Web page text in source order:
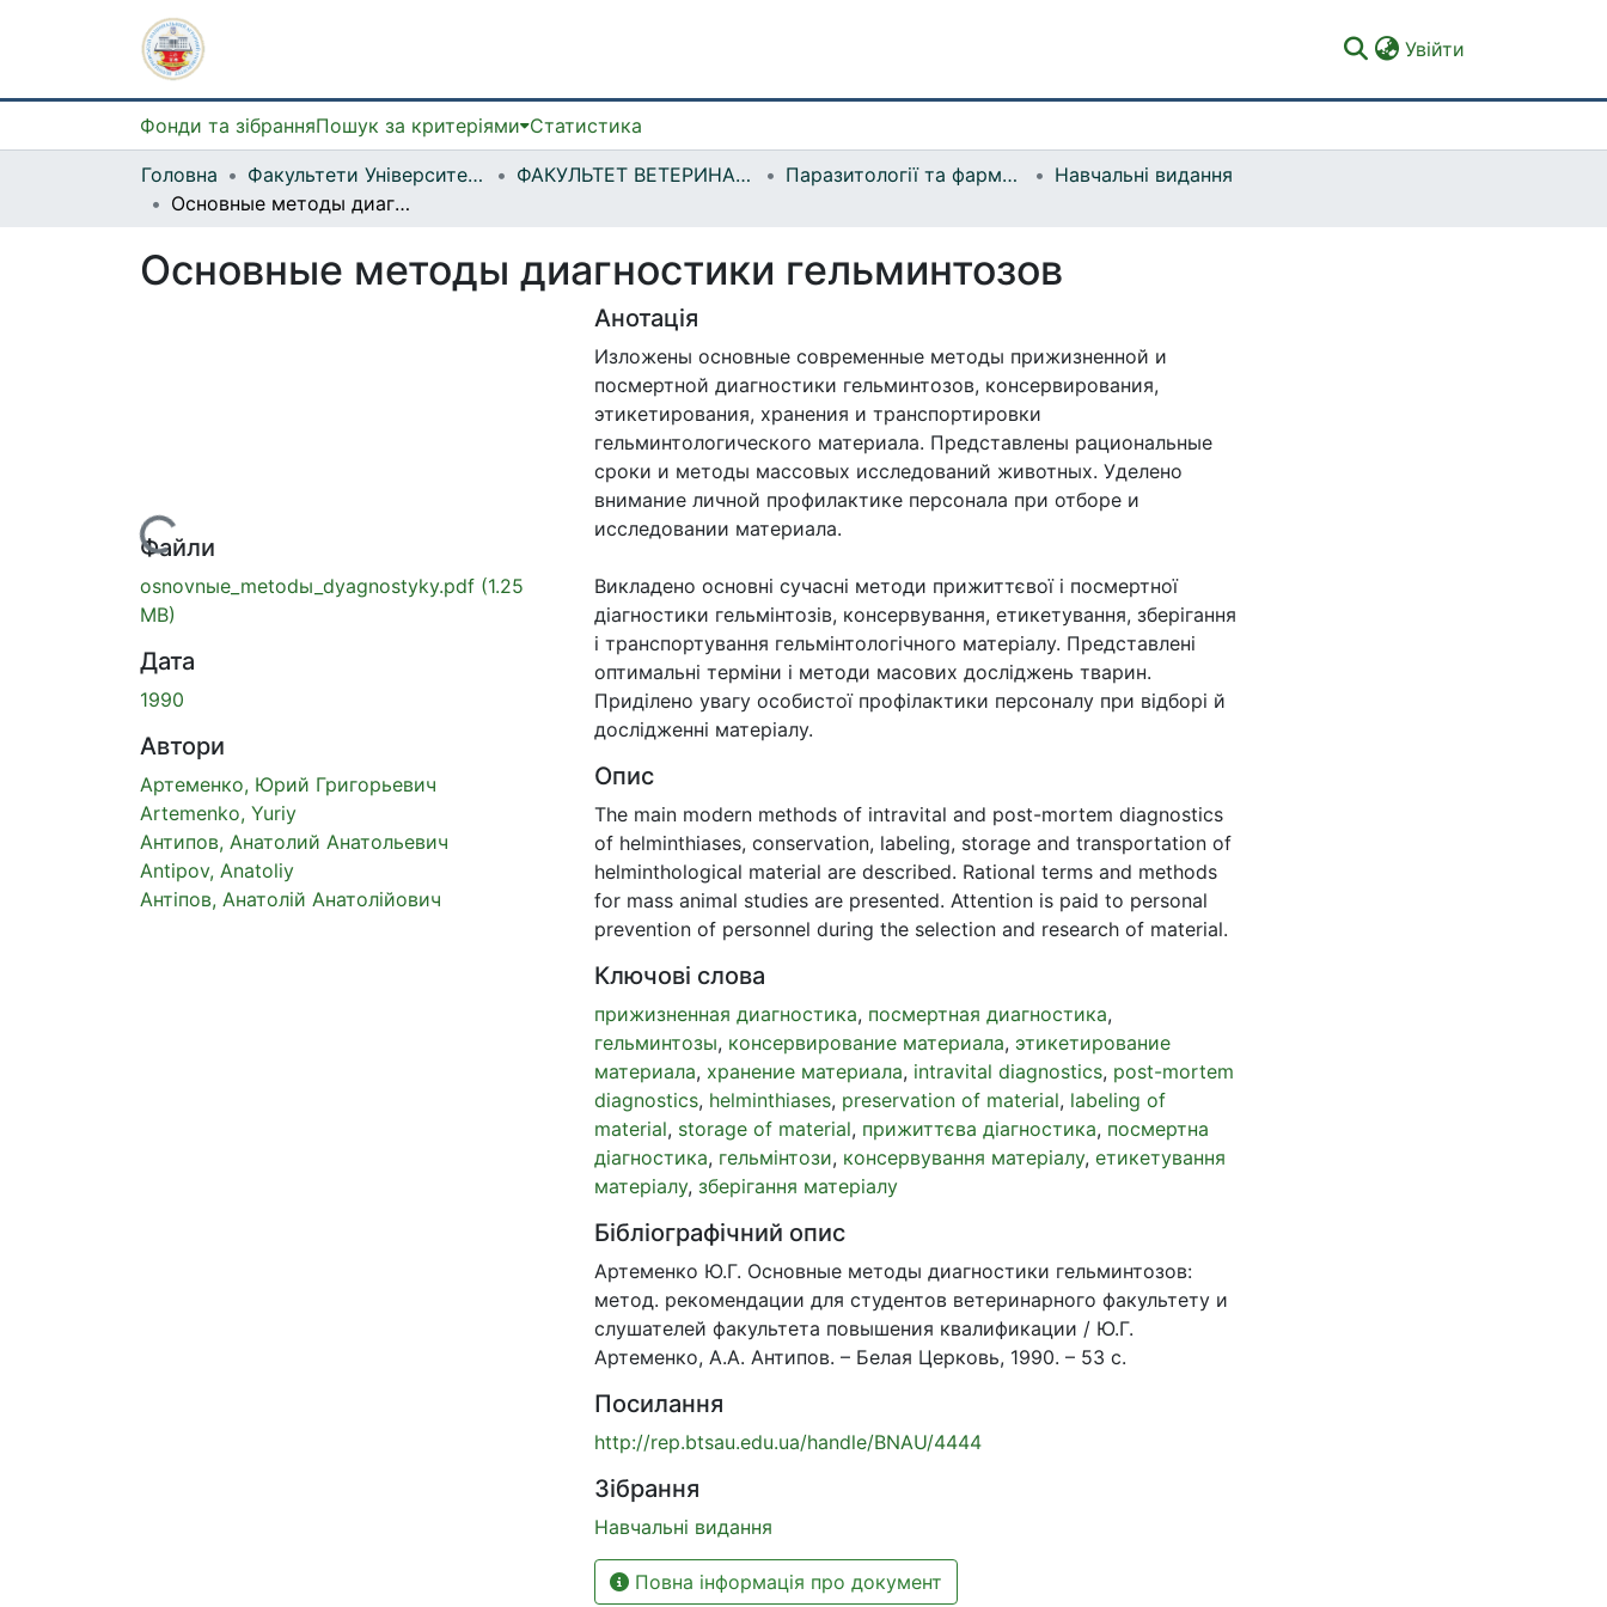
Увійти
Фонди та зібранняПошук за критеріями Статистика
Головна Факультети Університету ФАКУЛЬТЕТ ВЕТЕРИНАРНОЇ МЕДИЦИНИ Паразитології та фармакології
Навчальні видання
Основные методы диагностики гельминтозов
Основные методы диагностики гельминтозов
Вантажиться...
Файли
osnovnыe_metodы_dyagnostyky.pdf (1.25
MB)
Дата
1990
Автори
Артеменко, Юрий Григорьевич
Artemenko, Yuriy
Aнтипов, Анатолий Анатольевич
Antipov, Anatoliy
Антіпов, Анатолій Анатолійович
Анотація
Изложены основные современные методы прижизненной и
посмертной диагностики гельминтозов, консервирования,
этикетирования, хранения и транспортировки
гельминтологического материала. Представлены рациональные
сроки и методы массовых исследований животных. Уделено
внимание личной профилактике персонала при отборе и
исследовании материала.
Викладено основні сучасні методи прижиттєвої і посмертної
діагностики гельмінтозів, консервування, етикетування, зберігання
і транспортування гельмінтологічного матеріалу. Представлені
оптимальні терміни і методи масових досліджень тварин.
Приділено увагу особистої профілактики персоналу при відборі й
дослідженні матеріалу.
Опис
The main modern methods of intravital and post-mortem diagnostics
of helminthiases, conservation, labeling, storage and transportation of
helminthological material are described. Rational terms and methods
for mass animal studies are presented. Attention is paid to personal
prevention of personnel during the selection and research of material.
Ключові слова
прижизненная диагностика, посмертная диагностика,
гельминтозы, консервирование материала, этикетирование
материала, хранение материала, intravital diagnostics, post-mortem
diagnostics, helminthiases, preservation of material, labeling of
material, storage of material, прижиттєва діагностика, посмертна
діагностика, гельмінтози, консервування матеріалу, етикетування
матеріалу, зберігання матеріалу
Бібліографічний опис
Артеменко Ю.Г. Основные методы диагностики гельминтозов:
метод. рекомендации для студентов ветеринарного факультету и
слушателей факультета повышения квалификации / Ю.Г.
Артеменко, А.А. Антипов. – Белая Церковь, 1990. – 53 с.
Посилання
http://rep.btsau.edu.ua/handle/BNAU/4444
Зібрання
Навчальні видання
Повна інформація про документ